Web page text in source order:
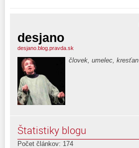
desjano
desjano.blog.pravda.sk
človek, umelec, kresťan
Štatistiky blogu
Počet článkov: 174